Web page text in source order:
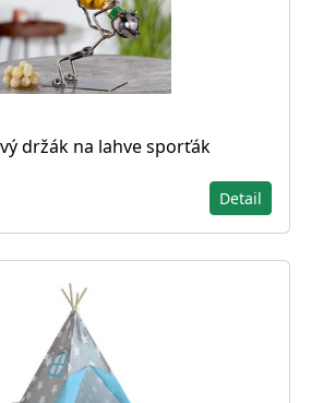
držák na lahve sporťák
Detail